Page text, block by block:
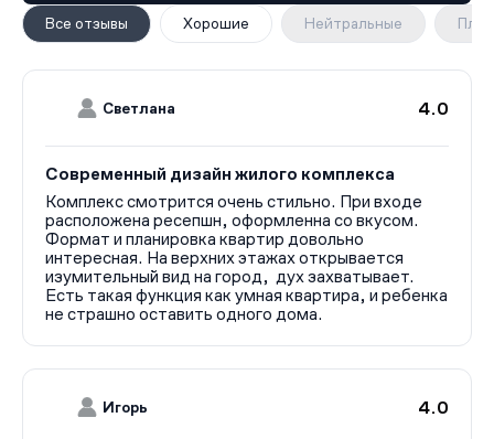
Все отзывы Хорошие Нейтральные
Светлана 4.0
Современный дизайн жилого комплекса
Комплекс смотрится очень стильно. При входе
расположена ресепшн, оформленна со вкусом.
Формат и планировка квартир довольно
интересная. На верхних этажах открывается
изумительный вид на город, дух захватывает.
Есть такая функция как умная квартира, и ребенка
не страшно оставить одного дома.
Игорь 4.0